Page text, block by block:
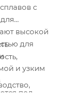
с
высокой
для
и узким
под